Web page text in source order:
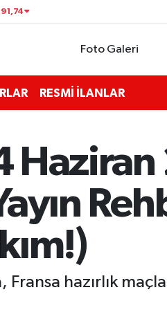
Foto Galeri
RESMİ İLANLAR
hazırlık